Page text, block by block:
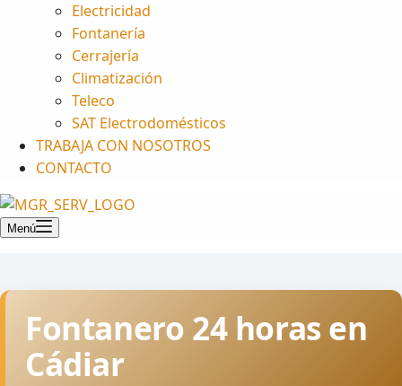
Electricidad
Fontanería
Cerrajería
Climatización
Teleco
SAT Electrodomésticos
TRABAJA CON NOSOTROS
CONTACTO
Menú
Fontanero 24 horas en
Cádiar